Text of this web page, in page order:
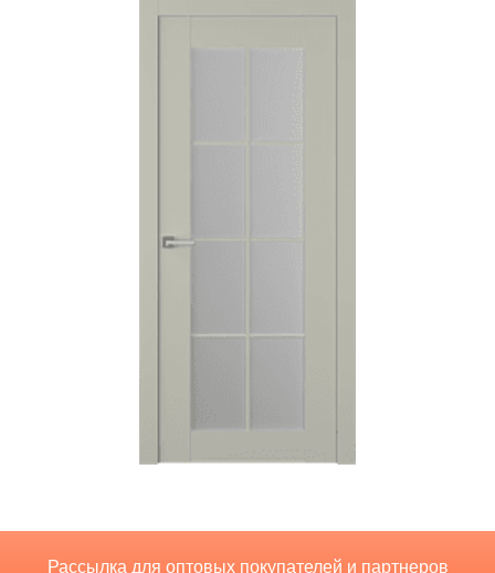
Рассылка для оптовых покупателей и партнеров